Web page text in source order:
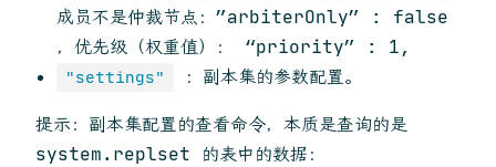
成员不是仲裁节点：”arbiterOnly” : false
，优先级（权重值）： “priority” : 1,
"settings" ：副本集的参数配置。
提示：副本集配置的查看命令，本质是查询的是
system.replset 的表中的数据：